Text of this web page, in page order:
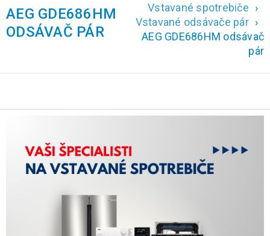
AEG GDE686HM
ODSÁVAČ PÁR
Vstavané spotrebiče ›
Vstavané odsávače pár ›
AEG GDE686HM odsávač
pár